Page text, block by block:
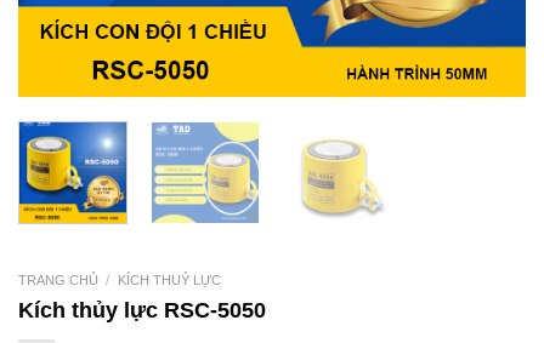
TRANG CHỦ / KÍCH THUỶ LỰC
Kích thủy lực RSC-5050